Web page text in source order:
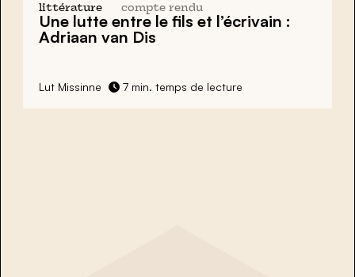
littérature compte rendu
Une lutte entre le fils et l’écrivain :
Adriaan van Dis
Lut Missinne 7 min. temps de lecture